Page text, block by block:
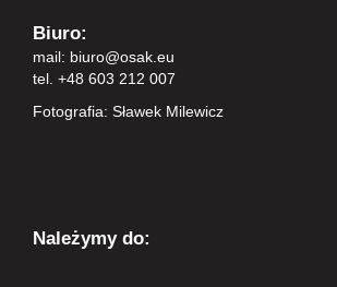
Biuro:
mail: biuro@osak.eu
tel. +48 603 212 007
Fotografia: Sławek Milewicz
Należymy do: